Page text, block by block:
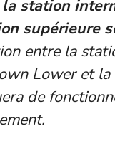
station
supérieure
entre la
Lower et
de